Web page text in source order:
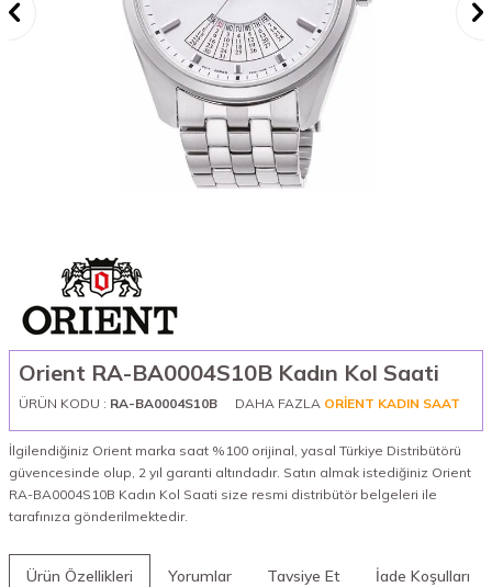
Orient RA-BA0004S10B Kadın Kol Saati
ÜRÜN KODU : RA-BA0004S10B DAHA FAZLA ORIENT KADIN SAAT
İlgilendiğiniz Orient marka saat %100 orijinal, yasal Türkiye Distribütörü
güvencesinde olup, 2 yıl garanti altındadır. Satın almak istediğiniz Orient
RA-BA0004S10B Kadın Kol Saati size resmi distribütör belgeleri ile
tarafınıza gönderilmektedir.
Ürün Özellikleri Yorumlar Tavsiye Et İade Koşulları